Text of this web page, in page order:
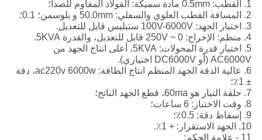
1. القطب: 0.5mm مادة سميكة: الفولاذ المقاوم للصدأ؛
2. المسافة القطب العلوي والسفلي: 50.0mm و بلوسمن؛ 0.1؛
3. اختبار الجهد: 100V-6000V ستبليس قابل للتعديل.
4. منظم: الإخراج: 0 ~ 250V قابل للتعديل، والقدرة 5KVA.
5. اختبار قدرة المحولات: 5KVA، أعلى انتاج الجهد من
AC6000V (أو DC6000V اختياري).
6. عالية الدقة الجهد المنظم انتاج الطاقة: ac220v 6000w، دقة
± 1٪؛
7. حلقة التيار هو 60ma، قطع الجهد الناتج؛
8. وقت الاختبار: 6 ساعات؛
9. إسقاط دقة: 0.5٪؛
10. الجهد الاستقرار: + 1٪.
11 - علامة الحكم: